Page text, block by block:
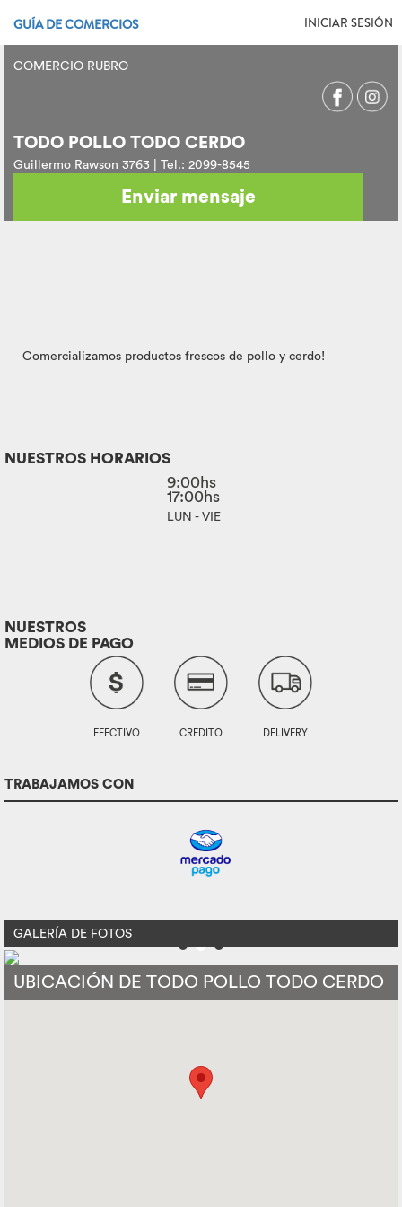
GUÍA DE COMERCIOS INICIAR SESIÓN
COMERCIO RUBRO
TODO POLLO TODO CERDO
Guillermo Rawson 3763 | Tel.: 2099-8545
Enviar mensaje
Comercializamos productos frescos de pollo y cerdo!
NUESTROS HORARIOS
9:00hs
17:00hs
LUN - VIE
NUESTROS
MEDIOS DE PAGO
EFECTIVO CREDITO DELIVERY
TRABAJAMOS CON
GALERÍA DE FOTOS
UBICACIÓN DE TODO POLLO TODO CERDO